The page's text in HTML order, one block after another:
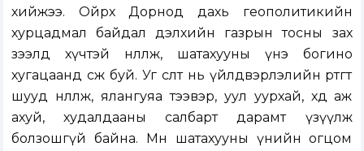
хийжээ. Ойрх Дорнод дахь геополитикийн
хурцадмал байдал дэлхийн газрын тосны зах
зээлд хүчтэй нөлөөлж, шатахууны үнэ богино
хугацаанд өсөж буй. Уг өсөлт нь үйлдвэрлэлийн өртөгт
шууд нөлөөлж, ялангуяа тээвэр, уул уурхай, хөдөө аж
ахуй, худалдааны салбарт дарамт үзүүлж
болзошгүй байна. Мөн шатахууны үнийн огцом